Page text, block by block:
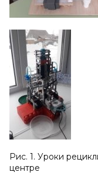
Рис. 1. Уроки
центре